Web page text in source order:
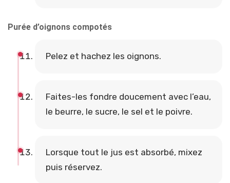
Purée d’oignons compotés
Pelez et hachez les oignons.
Faites-les fondre doucement avec l’eau,
le beurre, le sucre, le sel et le poivre.
Lorsque tout le jus est absorbé, mixez
puis réservez.